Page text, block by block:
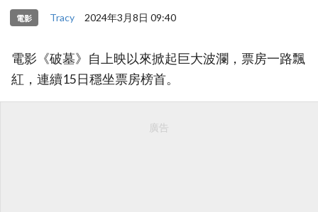
電影 Tracy 2024年3月8日 09:40
電影《破墓》自上映以來掀起巨大波瀾，票房一路飄
紅，連續15日穩坐票房榜首。
廣告